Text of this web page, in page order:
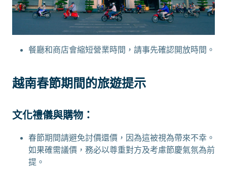
餐廳和商店會縮短營業時間，請事先確認開放時間。
越南春節期間的旅遊提示
文化禮儀與購物：
春節期間請避免討價還價，因為這被視為帶來不幸。
如果確需議價，務必以尊重對方及考慮節慶氣氛為前
提。